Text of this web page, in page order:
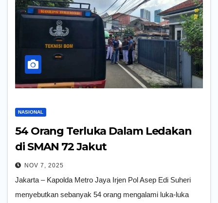
NASIONAL
54 Orang Terluka Dalam Ledakan
di SMAN 72 Jakut
NOV 7, 2025
Jakarta – Kapolda Metro Jaya Irjen Pol Asep Edi Suheri
menyebutkan sebanyak 54 orang mengalami luka-luka